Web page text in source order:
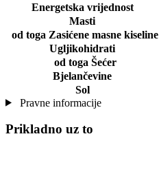
Energetska vrijednost
Masti
od toga Zasićene masne kiseline
Ugljikohidrati
od toga Šećer
Bjelančevine
Sol
Pravne informacije
Prikladno uz to